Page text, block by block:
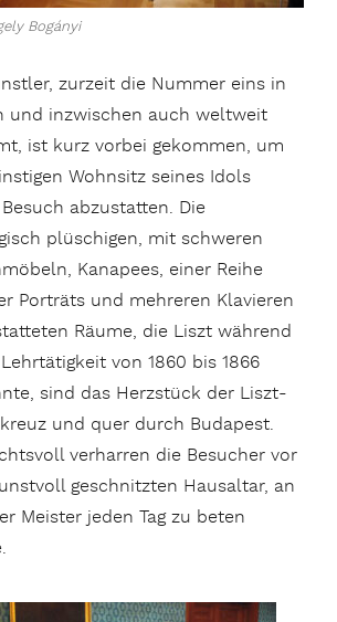
Bogányi
zurzeit die Nummer eins in
und inzwischen auch weltweit
ist kurz vorbei gekommen, um
Wohnsitz seines Idols
abzustatten. Die
plüschigen, mit schweren
Kanapees, einer Reihe
Porträts und mehreren Klavieren
Räume, die Liszt während
von 1860 bis 1866
sind das Herzstück der Liszt-
und quer durch Budapest.
verharren die Besucher vor
geschnitzten Hausaltar, an
Meister jeden Tag zu beten